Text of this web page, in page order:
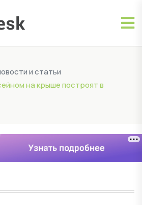
и статьи
на крыше построят в